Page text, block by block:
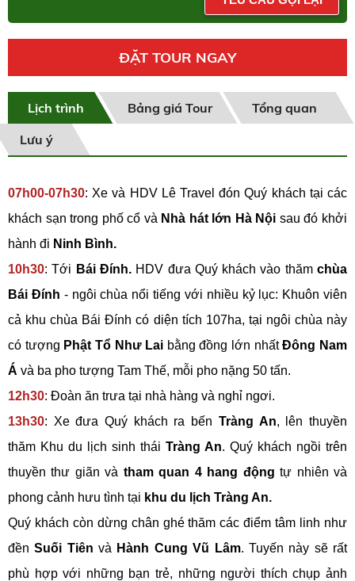
ĐẶT TOUR NGAY
Lịch trình Bảng giá Tour
Tổng quan
Lưu ý
07h00-07h30: Xe và HDV Lê Travel đón Quý khách tại các
khách sạn trong phố cổ và Nhà hát lớn Hà Nội sau đó khởi
hành đi Ninh Bình.
10h30: Tới Bái Đính.HDV đưa Quý khách vào thămchùa
Bái Đính - ngôi chùa nổi tiếng với nhiều kỷ lục: Khuôn viên
cả khu chùa Bái Đính có diện tích 107ha, tại ngôi chùa này
có tượng Phật Tổ Như Lai bằng đồng lớn nhấtĐông Nam
Á và ba pho tượng Tam Thế, mỗi pho nặng 50 tấn.
12h30: Đoàn ăn trưa tại nhà hàng và nghỉ ngơi.
13h30: Xe đưa Quý khách ra bến Tràng An, lên thuyền
thăm Khu du lịch sinh thái Tràng An. Quý khách ngồi trên
thuyền thư giãn và tham quan 4 hang động tự nhiên và
phong cảnh hưu tình tại khu du lịch Tràng An.
Quý khách còn dừng chân ghé thăm các điểm tâm linh như
đềnSuối Tiên và Hành Cung Vũ Lâm. Tuyến này sẽ rất
phù hợp với những bạn trẻ, những người thích chụp ảnh